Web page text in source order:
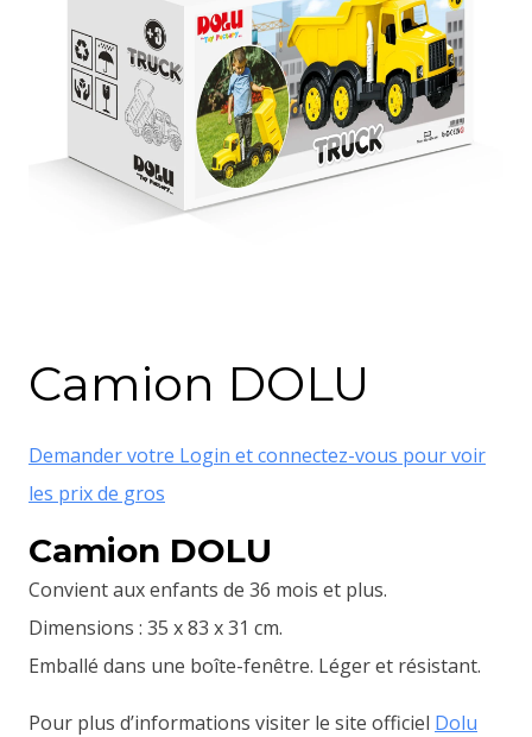
Camion DOLU
Demander votre Login et connectez-vous pour voir
les prix de gros
Camion DOLU
Convient aux enfants de 36 mois et plus.
Dimensions : 35 x 83 x 31 cm.
Emballé dans une boîte-fenêtre. Léger et résistant.
Pour plus d’informations visiter le site officiel Dolu